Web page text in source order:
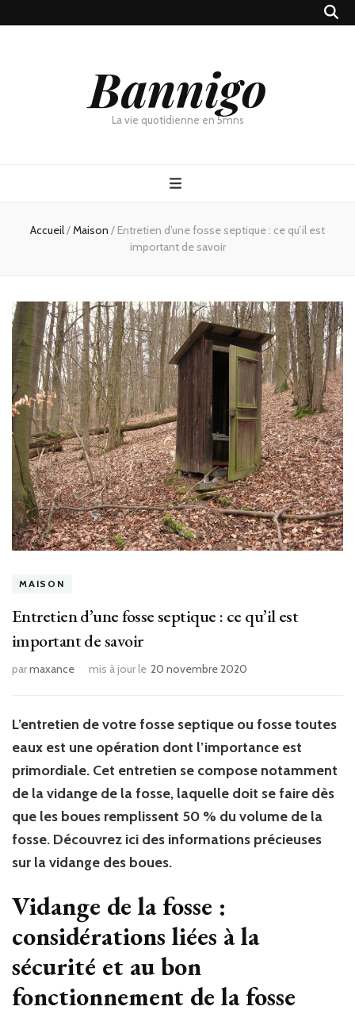
Bannigo
La vie quotidienne en 5mns
Accueil/Maison / Entretien d’une fosse septique : ce qu’il est
important de savoir
MAISON
Entretien d’une fosse septique : ce qu’il est
important de savoir
parmaxance mis à jour le 20 novembre 2020
L’entretien de votre fosse septique ou fosse toutes
eaux est une opération dont l’importance est
primordiale. Cet entretien se compose notamment
de la vidange de la fosse, laquelle doit se faire dès
que les boues remplissent 50 % du volume de la
fosse. Découvrez ici des informations précieuses
sur la vidange des boues.
Vidange de la fosse :
considérations liées à la
sécurité et au bon
fonctionnement de la fosse